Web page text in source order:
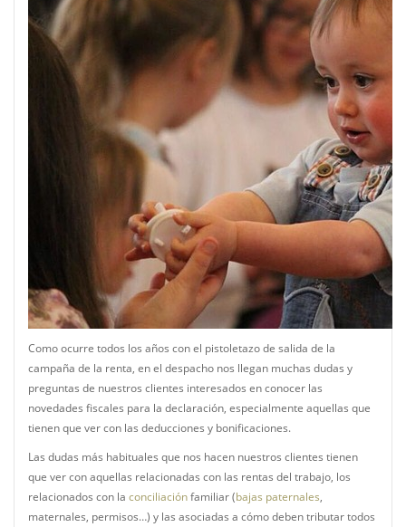
Como ocurre todos los años con el pistoletazo de salida de la
campaña de la renta, en el despacho nos llegan muchas dudas y
preguntas de nuestros clientes interesados en conocer las
novedades fiscales para la declaración, especialmente aquellas que
tienen que ver con las deducciones y bonificaciones.
Las dudas más habituales que nos hacen nuestros clientes tienen
que ver con aquellas relacionadas con las rentas del trabajo, los
relacionados con la conciliaciónfamiliar (bajas paternales
maternales, permisos…) y las asociadas a cómo deben tributar todos